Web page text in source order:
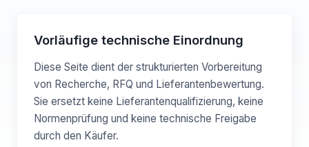
Vorläufige technische Einordnung
Diese Seite dient der strukturierten Vorbereitung
von Recherche, RFQ und Lieferantenbewertung.
Sie ersetzt keine Lieferantenqualifizierung, keine
Normenprüfung und keine technische Freigabe
durch den Käufer.